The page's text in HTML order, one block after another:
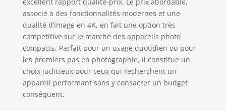
Minuterie intégrée
(3/5/10/21s) et
miroir de selfie à
l’avant facilitent les
autoportraits et
photos de groupe.
La lampe LED
intégrée offre un
associé à des fonctionnalités modernes et une
qualité d’image en 4K, en fait une option très
compétitive sur le marché des appareils photo
compacts. Parfait pour un usage quotidien ou pour
les premiers pas en photographie, il constitue un
choix judicieux pour ceux qui recherchent un
appareil performant sans y consacrer un budget
conséquent.